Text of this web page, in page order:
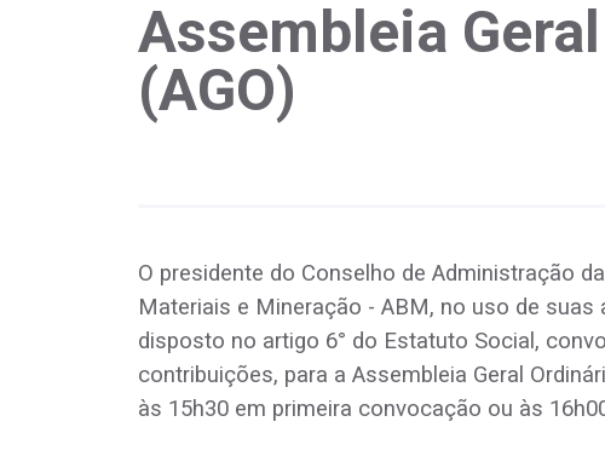
Assembleia
(AGO)
O presidente do Conselho de Administração
Materiais e Mineração - ABM, no uso de
disposto no artigo 6° do Estatuto Social,
contribuições, para a Assembleia Geral
às 15h30 em primeira convocação ou às